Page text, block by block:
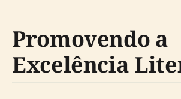
Promovendo a
Excelência